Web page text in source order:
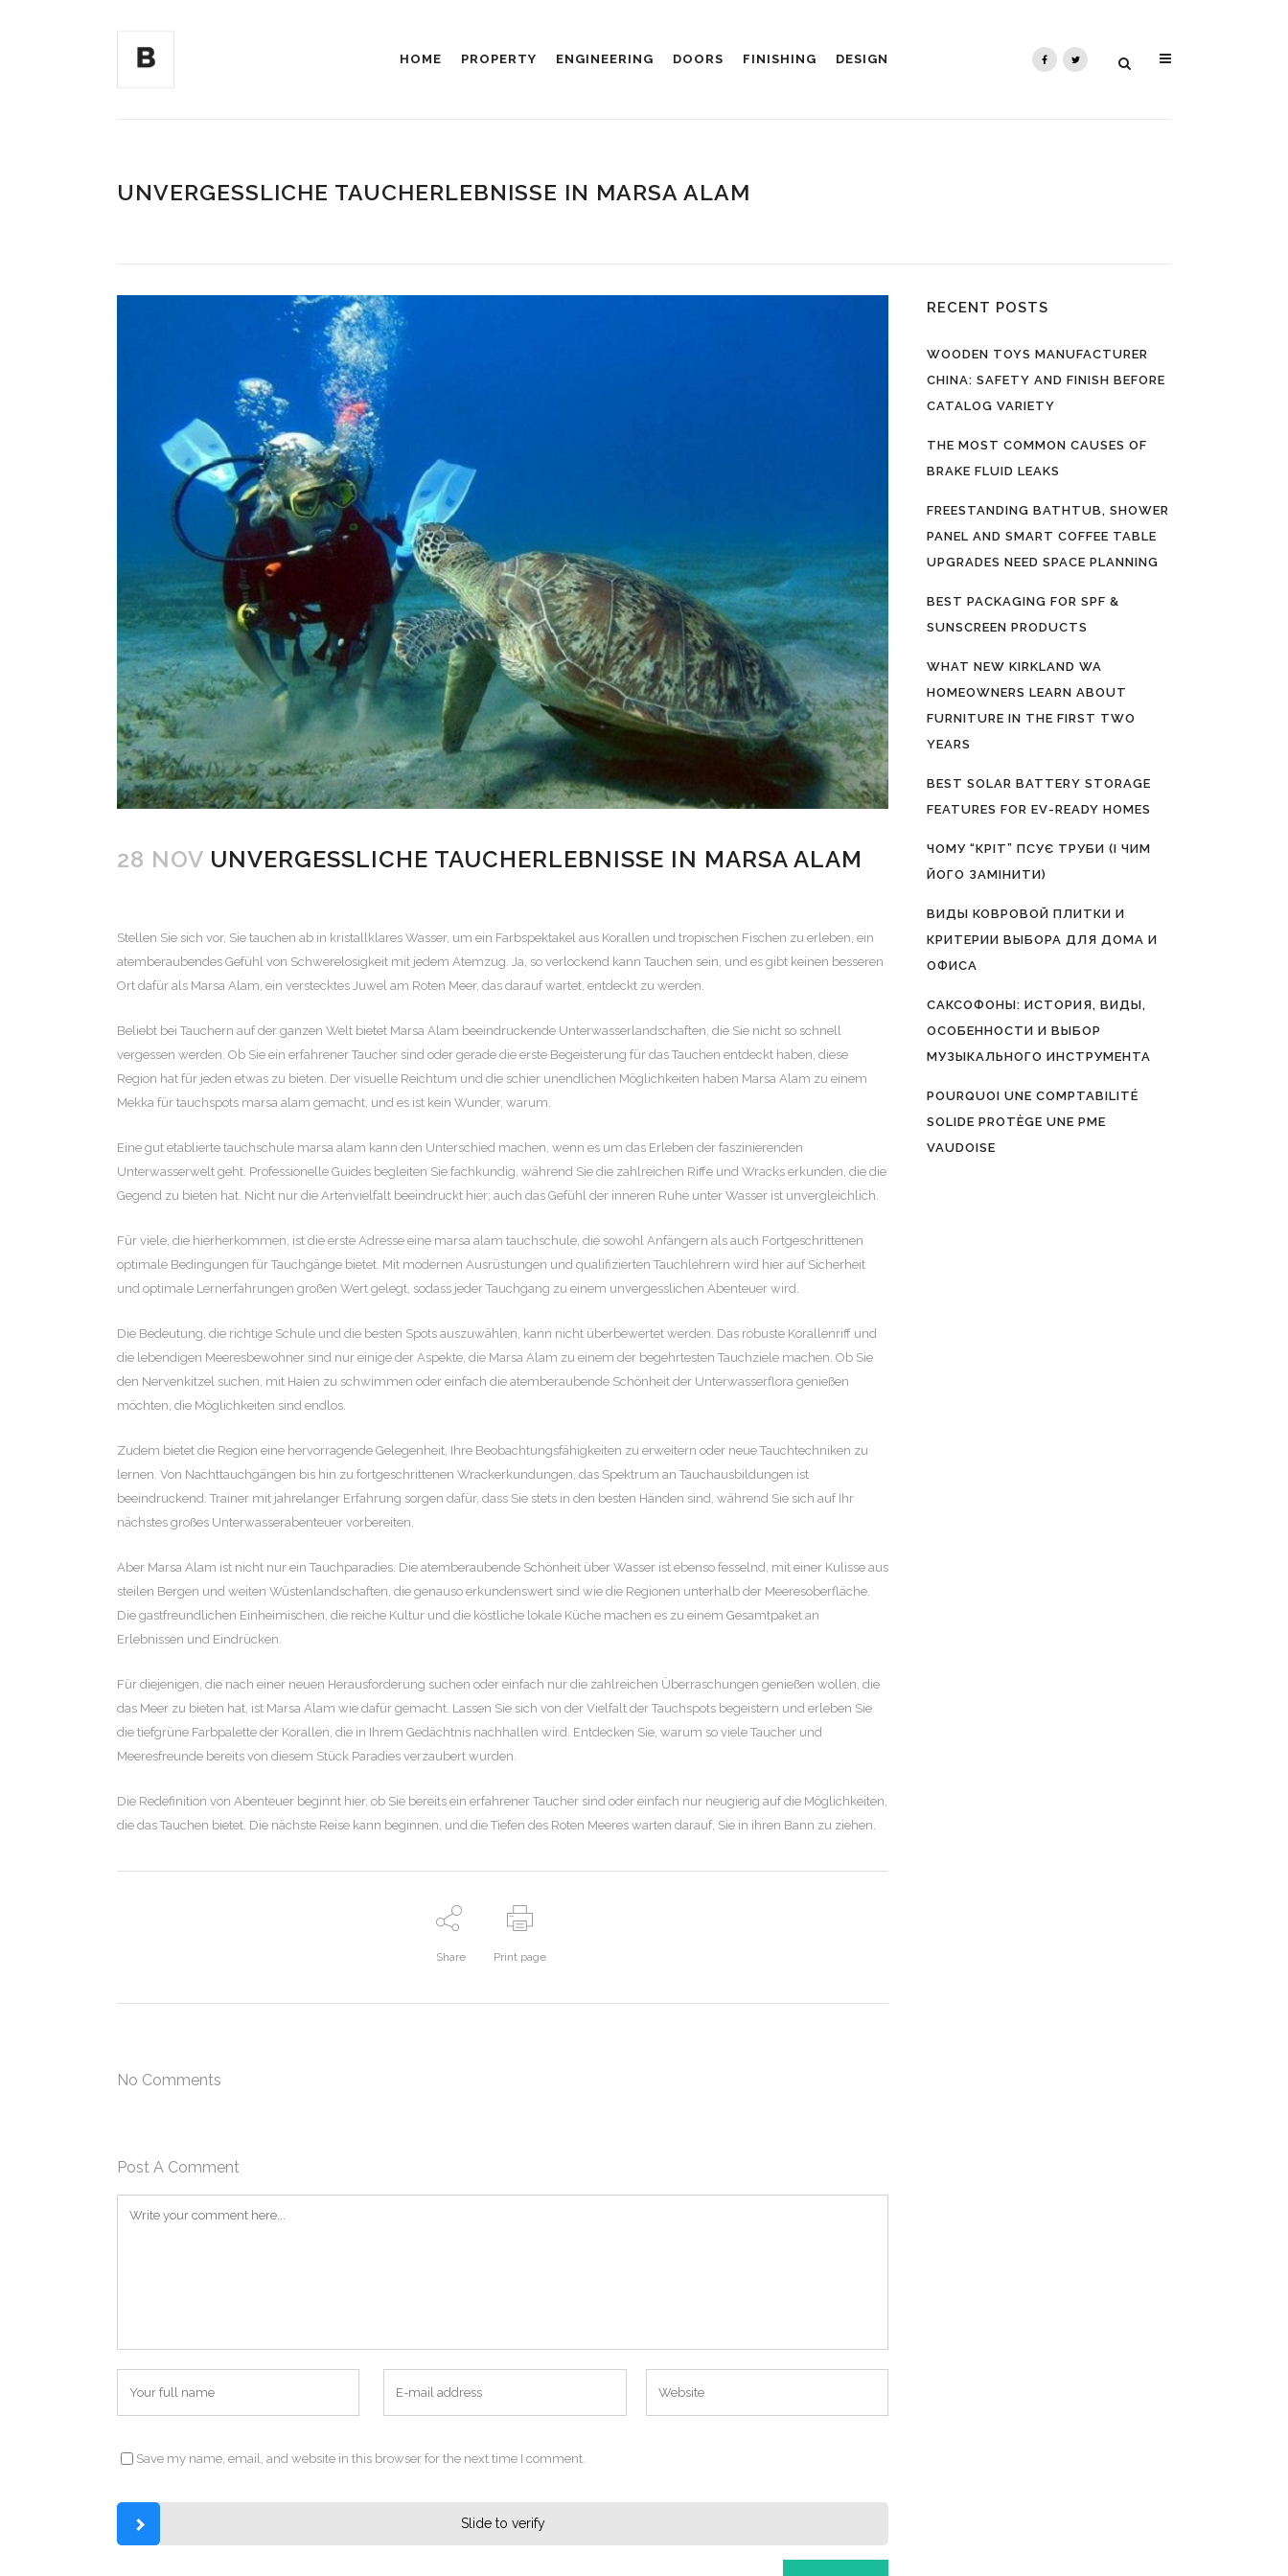
HOME PROPERTY ENGINEERING DOORS FINISHING DESIGN
UNVERGESSLICHE TAUCHERLEBNISSE IN MARSA ALAM
28 NOV UNVERGESSLICHE TAUCHERLEBNISSE IN MARSA ALAM
Stellen Sie sich vor, Sie tauchen ab in kristallklares Wasser, um ein Farbspektakel aus Korallen und tropischen Fischen zu erleben, ein
atemberaubendes Gefühl von Schwerelosigkeit mit jedem Atemzug.
Ja, so verlockend kann Tauchen sein, und es gibt keinen besseren
Ort dafür als Marsa Alam, ein verstecktes Juwel am Roten Meer, das darauf wartet, entdeckt zu werden.
Beliebt bei Tauchern auf der ganzen Welt bietet Marsa Alam beeindruckende Unterwasserlandschaften, die Sie nicht so schnell
vergessen werden. Ob Sie ein erfahrener Taucher sind oder gerade die erste Begeisterung für das Tauchen entdeckt haben, diese
Region hat für jeden etwas zu bieten. Der visuelle Reichtum und die schier unendlichen Möglichkeiten haben Marsa Alam zu einem
Mekka für tauchspots marsa alam gemacht, und es ist kein Wunder, warum.
Eine gut etablierte tauchschule marsa alam kann den Unterschied machen, wenn es um das Erleben der faszinierenden
Unterwasserwelt geht. Professionelle Guides begleiten Sie fachkundig, während Sie die zahlreichen Riffe und Wracks erkunden, die die
Gegend zu bieten hat. Nicht nur die Artenvielfalt beeindruckt hier; auch das Gefühl der inneren Ruhe unter Wasser ist unvergleichlich.
Für viele, die hierherkommen, ist die erste Adresse eine marsa alam tauchschule , die sowohl Anfängern als auch Fortgeschrittenen
optimale Bedingungen für Tauchgänge bietet. Mit modernen Ausrüstungen und qualifizierten Tauchlehrern wird hier auf Sicherheit
und optimale Lernerfahrungen großen Wert gelegt, sodass jeder Tauchgang zu einem unvergesslichen Abenteuer wird.
Die Bedeutung, die richtige Schule und die besten Spots auszuwählen, kann nicht überbewertet werden. Das robuste Korallenriff und
die lebendigen Meeresbewohner sind nur einige der Aspekte, die Marsa Alam zu einem der begehrtesten Tauchziele machen. Ob Sie
den Nervenkitzel suchen, mit Haien zu schwimmen oder einfach die atemberaubende Schönheit der Unterwasserflora genießen
möchten, die Möglichkeiten sind endlos.
Zudem bietet die Region eine hervorragende Gelegenheit, Ihre Beobachtungsfähigkeiten zu erweitern oder neue Tauchtechniken zu
lernen. Von Nachttauchgängen bis hin zu fortgeschrittenen Wrackerkundungen, das Spektrum an Tauchausbildungen ist
beeindruckend. Trainer mit jahrelanger Erfahrung sorgen dafür, dass Sie stets in den besten Händen sind, während Sie sich auf Ihr
nächstes großes Unterwasserabenteuer vorbereiten.
Aber Marsa Alam ist nicht nur ein Tauchparadies. Die atemberaubende Schönheit über Wasser ist ebenso fesselnd, mit einer Kulisse aus
steilen Bergen und weiten Wüstenlandschaften, die genauso erkundenswert sind wie die Regionen unterhalb der Meeresoberfläche.
Die gastfreundlichen Einheimischen, die reiche Kultur und die köstliche lokale Küche machen es zu einem Gesamtpaket an
Erlebnissen und Eindrücken.
Für diejenigen, die nach einer neuen Herausforderung suchen oder einfach nur die zahlreichen Überraschungen genießen wollen, die
das Meer zu bieten hat, ist Marsa Alam wie dafür gemacht. Lassen Sie sich von der Vielfalt der Tauchspots begeistern und erleben Sie
die tiefgrüne Farbpalette der Korallen, die in Ihrem Gedächtnis nachhallen wird. Entdecken Sie, warum so viele Taucher und
Meeresfreunde bereits von diesem Stück Paradies verzaubert wurden.
Die Redefinition von Abenteuer beginnt hier, ob Sie bereits ein erfahrener Taucher sind oder einfach nur neugierig auf die Möglichkeiten,
die das Tauchen bietet. Die nächste Reise kann beginnen, und die Tiefen des Roten Meeres warten darauf, Sie in ihren Bann zu ziehen.
Share Print page
No Comments
Post A Comment
Save my name, email, and website in this browser for the next time I comment.
Slide to verify
RECENT POSTS
WOODEN TOYS MANUFACTURER
CHINA: SAFETY AND FINISH BEFORE
CATALOG VARIETY
THE MOST COMMON CAUSES OF
BRAKE FLUID LEAKS
FREESTANDING BATHTUB, SHOWER
PANEL AND SMART COFFEE TABLE
UPGRADES NEED SPACE PLANNING
BEST PACKAGING FOR SPF &
SUNSCREEN PRODUCTS
WHAT NEW KIRKLAND WA
HOMEOWNERS LEARN ABOUT
FURNITURE IN THE FIRST TWO
YEARS
BEST SOLAR BATTERY STORAGE
FEATURES FOR EV-READY HOMES
ЧОМУ “КРІТ” ПСУЄ ТРУБИ (І ЧИМ
ЙОГО ЗАМІНИТИ)
ВИДЫ КОВРОВОЙ ПЛИТКИ И
КРИТЕРИИ ВЫБОРА ДЛЯ ДОМА И
ОФИСА
САКСОФОНЫ: ИСТОРИЯ, ВИДЫ,
ОСОБЕННОСТИ И ВЫБОР
МУЗЫКАЛЬНОГО ИНСТРУМЕНТА
POURQUOI UNE COMPTABILITÉ
SOLIDE PROTÈGE UNE PME
VAUDOISE